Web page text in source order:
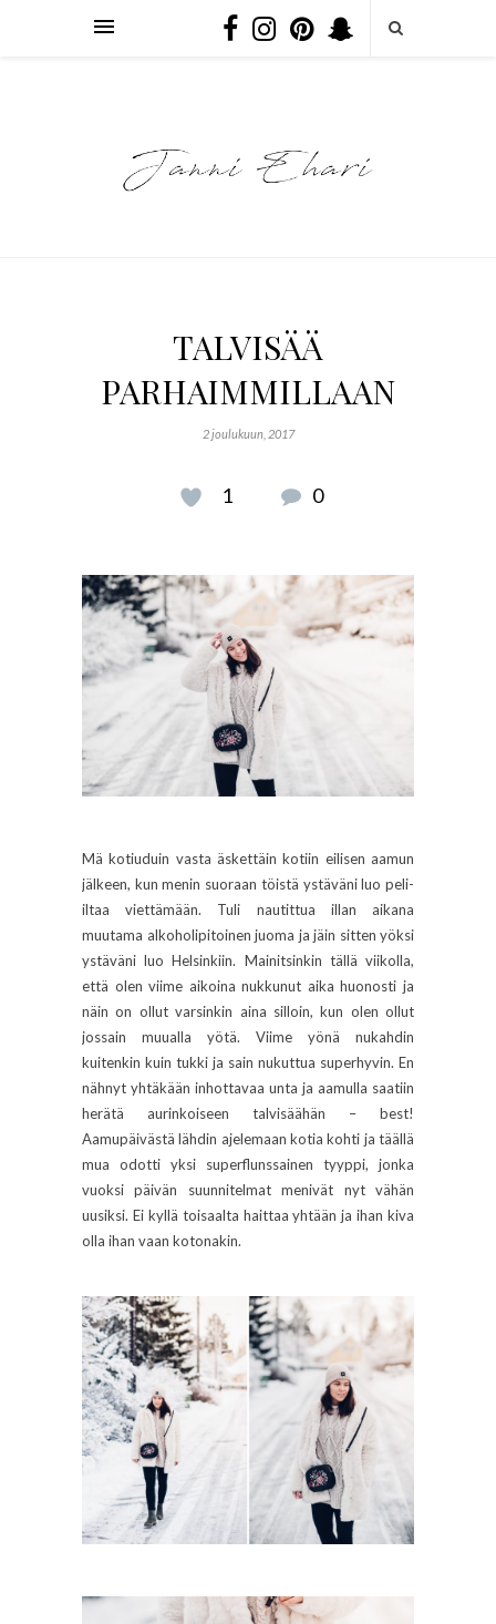
TALVISÄÄ
PARHAIMMILLAAN
2 joulukuun, 2017
1 0
Mä kotiuduin vasta äskettäin kotiin eilisen aamun
jälkeen, kun menin suoraan töistä ystäväni luo peli-
iltaa viettämään. Tuli nautittua illan aikana
muutama alkoholipitoinen juoma ja jäin sitten yöksi
ystäväni luo Helsinkiin. Mainitsinkin tällä viikolla,
että olen viime aikoina nukkunut aika huonosti ja
näin on ollut varsinkin aina silloin, kun olen ollut
jossain muualla yötä. Viime yönä nukahdin
kuitenkin kuin tukki ja sain nukuttua superhyvin. En
nähnyt yhtäkään inhottavaa unta ja aamulla saatiin
herätä aurinkoiseen talvisäähän – best!
Aamupäivästä lähdin ajelemaan kotia kohti ja täällä
mua odotti yksi superflunssainen tyyppi, jonka
vuoksi päivän suunnitelmat menivät nyt vähän
uusiksi. Ei kyllä toisaalta haittaa yhtään ja ihan kiva
olla ihan vaan kotonakin.